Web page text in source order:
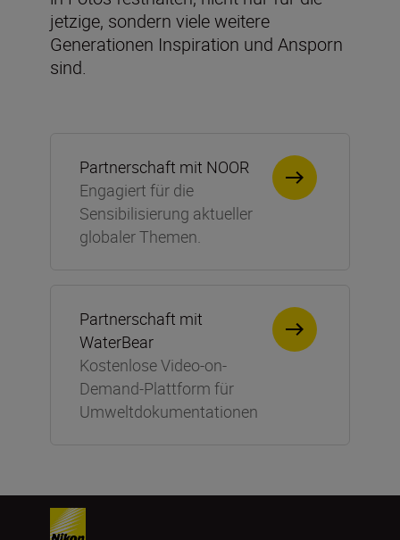
Partnerschaft mit NOOR
Engagiert für die
Sensibilisierung aktueller
globaler Themen.
Partnerschaft mit
WaterBear
Kostenlose Video-on-
Demand-Plattform für
Umweltdokumentationen
jetzige, sondern viele weitere
Generationen Inspiration und Ansporn
sind.